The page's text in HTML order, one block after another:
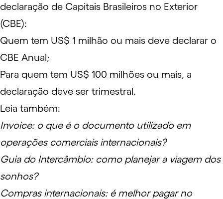
declaração de Capitais Brasileiros no Exterior
(CBE):
Quem tem US$ 1 milhão ou mais deve declarar o
CBE Anual;
Para quem tem US$ 100 milhões ou mais, a
declaração deve ser trimestral.
Leia também:
Invoice: o que é o documento utilizado em
operações comerciais internacionais?
Guia do Intercâmbio: como planejar a viagem dos
sonhos?
Compras internacionais: é melhor pagar no